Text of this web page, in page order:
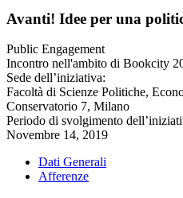
Avanti! Idee per una
Public Engagement
Incontro nell'ambito di Bookcity
Sede dell’iniziativa:
Facoltà di Scienze Politiche,
Conservatorio 7, Milano
Periodo di svolgimento
Novembre 14, 2019
Dati Generali
Afferenze